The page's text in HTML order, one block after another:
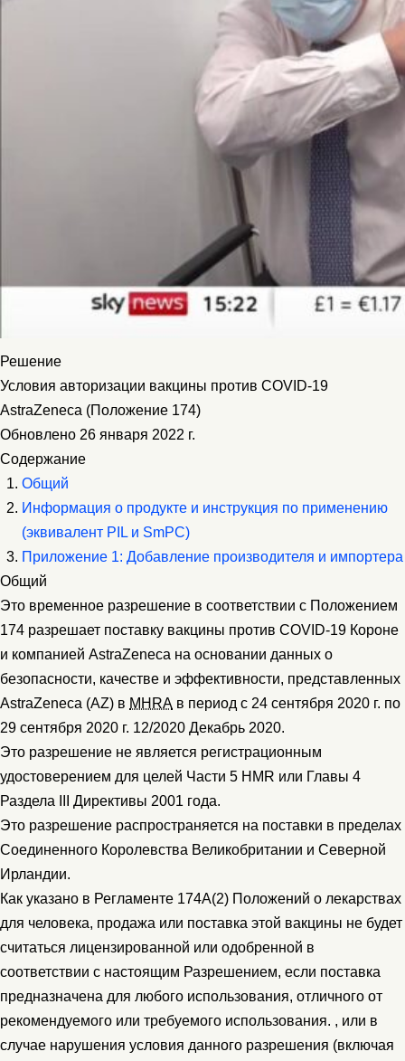
Решение
Условия авторизации вакцины против COVID-19
AstraZeneca (Положение 174)
Обновлено 26 января 2022 г.
Содержание
Общий
Информация о продукте и инструкция по применению
(эквивалент PIL и SmPC)
Приложение 1: Добавление производителя и импортера
Общий
Это временное разрешение в соответствии с Положением
174 разрешает поставку вакцины против COVID-19 Короне
и компанией AstraZeneca на основании данных о
безопасности, качестве и эффективности, представленных
AstraZeneca (AZ) в MHRA в период с 24 сентября 2020 г. по
29 сентября 2020 г. 12/2020 Декабрь 2020.
Это разрешение не является регистрационным
удостоверением для целей Части 5 HMR или Главы 4
Раздела III Директивы 2001 года.
Это разрешение распространяется на поставки в пределах
Соединенного Королевства Великобритании и Северной
Ирландии.
Как указано в Регламенте 174A(2) Положений о лекарствах
для человека, продажа или поставка этой вакцины не будет
считаться лицензированной или одобренной в
соответствии с настоящим Разрешением, если поставка
предназначена для любого использования, отличного от
рекомендуемого или требуемого использования. , или в
случае нарушения условия данного разрешения (включая